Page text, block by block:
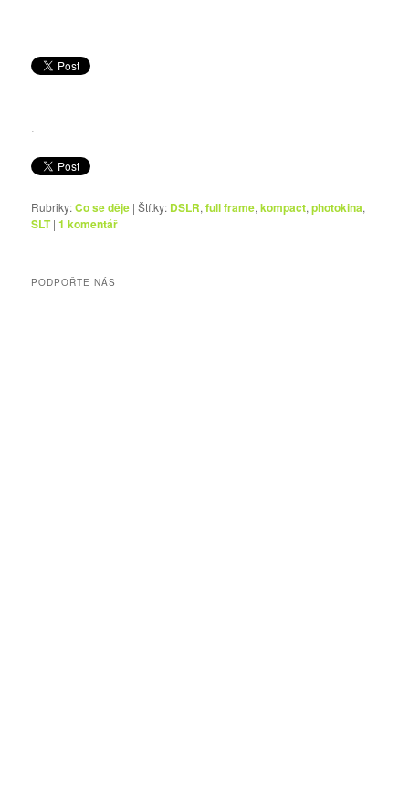
.
Rubriky:Co se děje |Štítky: DSLR,full frame,kompact,photokina,
SLT |1 komentář
PODPOŘTE NÁS